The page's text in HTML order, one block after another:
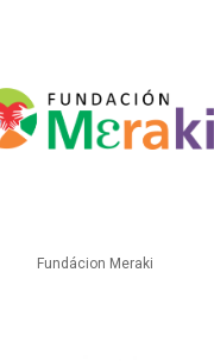
Fundácion Meraki